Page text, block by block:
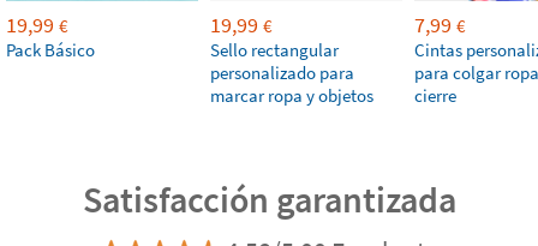
19,99 €
Pack Básico
19,99 €
Sello rectangular
personalizado para
marcar ropa y objetos
7,99 €
Cintas
para colgar
cierre
Satisfacción garantizada